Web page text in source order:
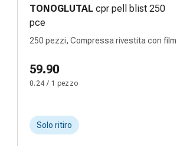
TONOGLUTAL cpr pell blist 250
pce
250 pezzi, Compressa rivestita con film
59.90
0.24 / 1 pezzo
Solo ritiro